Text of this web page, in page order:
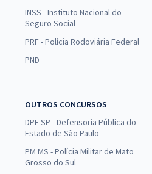
INSS - Instituto Nacional do
Seguro Social
PRF - Polícia Rodoviária Federal
PND
OUTROS CONCURSOS
DPE SP - Defensoria Pública do
Estado de São Paulo
PM MS - Polícia Militar de Mato
Grosso do Sul